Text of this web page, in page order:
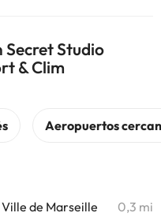
Secret Studio
& Clim
de Marseille 0,3 mi